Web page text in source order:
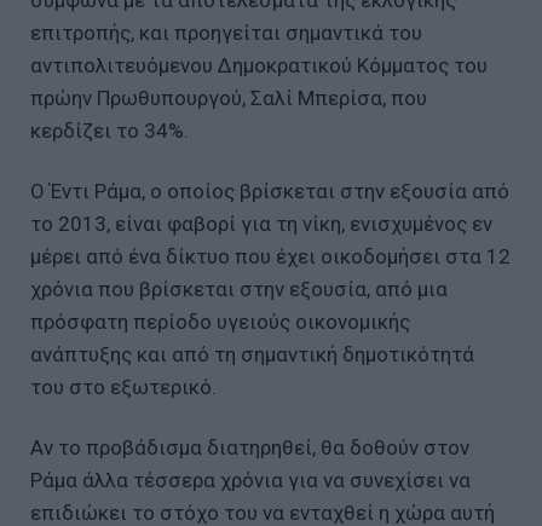
επιτροπής, και προηγείται σημαντικά του
αντιπολιτευόμενου Δημοκρατικού Κόμματος του
πρώην Πρωθυπουργού, Σαλί Μπερίσα, που
κερδίζει το 34%.
Ο Έντι Ράμα, ο οποίος βρίσκεται στην εξουσία από
το 2013, είναι φαβορί για τη νίκη, ενισχυμένος εν
μέρει από ένα δίκτυο που έχει οικοδομήσει στα 12
χρόνια που βρίσκεται στην εξουσία, από μια
πρόσφατη περίοδο υγειούς οικονομικής
ανάπτυξης και από τη σημαντική δημοτικότητά
του στο εξωτερικό.
Αν το προβάδισμα διατηρηθεί, θα δοθούν στον
Ράμα άλλα τέσσερα χρόνια για να συνεχίσει να
επιδιώκει το στόχο του να ενταχθεί η χώρα αυτή